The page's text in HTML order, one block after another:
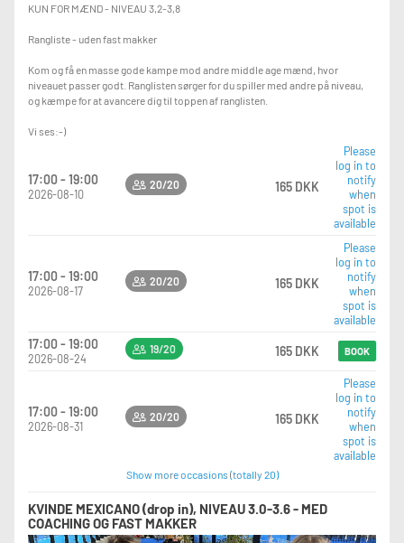
KUN FOR MÆND - NIVEAU 3,2-3,8
Rangliste - uden fast makker
Kom og få en masse gode kampe mod andre middle age mænd, hvor
niveauet passer godt. Ranglisten sørger for du spiller med andre på niveau,
og kæmpe for at avancere dig til toppen af ranglisten.
Vi ses:-)
17:00 - 19:00
2026-08-10
20/20 165 DKK
Please
log in to
notify
when
spot is
available
17:00 - 19:00
2026-08-17
20/20 165 DKK
Please
log in to
notify
when
spot is
available
17:00 - 19:00
2026-08-24
19/20 165 DKK BOOK
17:00 - 19:00
2026-08-31
20/20 165 DKK
Please
log in to
notify
when
spot is
available
Show more occasions (totally 20)
KVINDE MEXICANO (drop in), NIVEAU 3.0-3.6 - MED
COACHING OG FAST MAKKER